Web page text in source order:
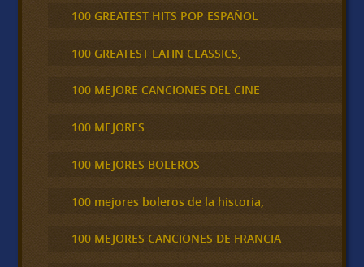
100 GREATEST HITS POP ESPAÑOL
100 GREATEST LATIN CLASSICS,
100 MEJORE CANCIONES DEL CINE
100 MEJORES
100 MEJORES BOLEROS
100 mejores boleros de la historia,
100 MEJORES CANCIONES DE FRANCIA